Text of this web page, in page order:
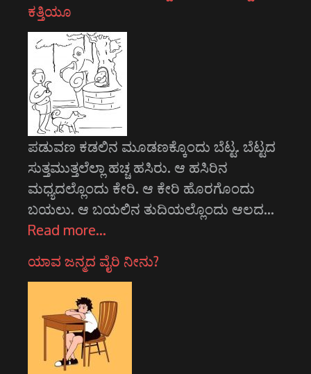
ಕತ್ತಿಯೂ
ಪಡುವಣ ಕಡಲಿನ ಮೂಡಣಕ್ಕೊಂದು ಬೆಟ್ಟ. ಬೆಟ್ಟದ
ಸುತ್ತಮುತ್ತಲೆಲ್ಲಾ ಹಚ್ಚ ಹಸಿರು. ಆ ಹಸಿರಿನ
ಮಧ್ಯದಲ್ಲೊಂದು ಕೇರಿ. ಆ ಕೇರಿ ಹೊರಗೊಂದು
ಬಯಲು. ಆ ಬಯಲಿನ ತುದಿಯಲ್ಲೊಂದು ಆಲದ…
Read more…
ಯಾವ ಜನ್ಮದ ವೈರಿ ನೀನು?